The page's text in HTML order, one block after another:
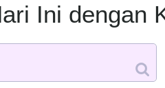
Ini dengan